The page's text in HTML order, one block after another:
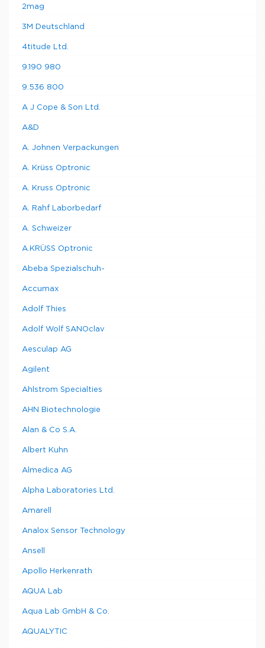
2mag
3M Deutschland
4titude Ltd.
9.190 980
9.536 800
A J Cope & Son Ltd.
A&D
A. Johnen Verpackungen
A. Krüss Optronic
A. Kruss Optronic
A. Rahf Laborbedarf
A. Schweizer
A.KRÜSS Optronic
Abeba Spezialschuh-
Accumax
Adolf Thies
Adolf Wolf SANOclav
Aesculap AG
Agilent
Ahlstrom Specialties
AHN Biotechnologie
Alan & Co S.A.
Albert Kuhn
Almedica AG
Alpha Laboratories Ltd.
Amarell
Analox Sensor Technology
Ansell
Apollo Herkenrath
AQUA Lab
Aqua Lab GmbH & Co.
AQUALYTIC